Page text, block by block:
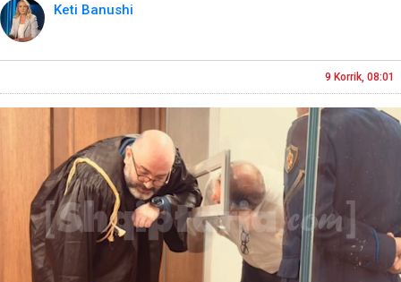
Keti Banushi
9 Korrik, 08:01